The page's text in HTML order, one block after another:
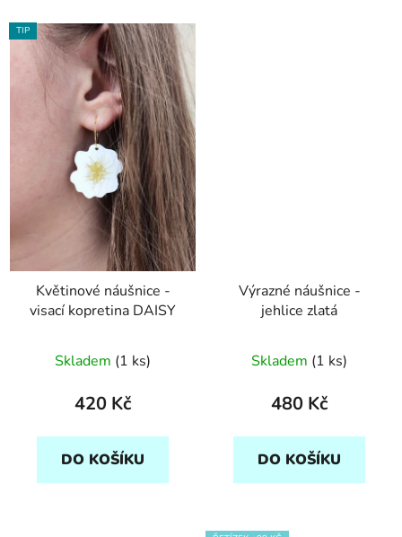
TIP
Květinové náušnice -
visací kopretina DAISY
Skladem (1 ks)
420 Kč
DO KOŠÍKU
Výrazné náušnice -
jehlice zlatá
Skladem (1 ks)
480 Kč
DO KOŠÍKU